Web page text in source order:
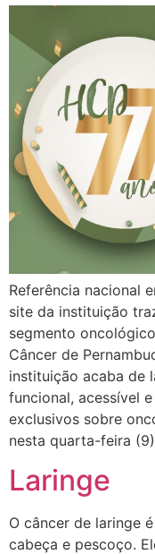
Referência nacional
site da instituição
segmento
Câncer de
instituição acaba de
funcional, acessível
exclusivos sobre
nesta quarta-feira
Laringe
O câncer de laringe
cabeça e pescoço.